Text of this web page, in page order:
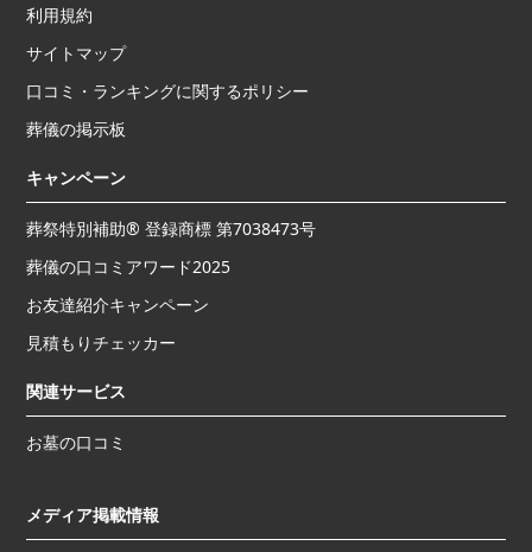
利用規約
サイトマップ
口コミ・ランキングに関するポリシー
葬儀の掲示板
キャンペーン
葬祭特別補助® 登録商標 第7038473号
葬儀の口コミアワード2025
お友達紹介キャンペーン
見積もりチェッカー
関連サービス
お墓の口コミ
メディア掲載情報